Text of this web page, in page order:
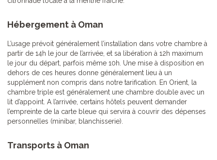
Hébergement à Oman
L’usage prévoit généralement l’installation dans votre chambre à
partir de 14h le jour de l’arrivée, et sa libération à 12h maximum
le jour du départ, parfois même 10h. Une mise à disposition en
dehors de ces heures donne généralement lieu à un
supplément non compris dans notre tarification. En Orient, la
chambre triple est généralement une chambre double avec un
lit d’appoint. A l’arrivée, certains hôtels peuvent demander
l’empreinte de la carte bleue qui servira à couvrir des dépenses
personnelles (minibar, blanchisserie).
Transports à Oman